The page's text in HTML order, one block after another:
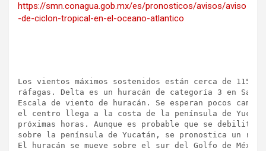
https://smn.conagua.gob.mx/es/pronosticos/avisos/aviso
-de-ciclon-tropical-en-el-oceano-atlantico
Los vientos máximos sostenidos están cerca de 115
ráfagas. Delta es un huracán de categoría 3 en
Escala de viento de huracán. Se esperan pocos
el centro llega a la costa de la península de
próximas horas. Aunque es probable que se debilite
sobre la península de Yucatán, se pronostica un
El huracán se mueve sobre el sur del Golfo de